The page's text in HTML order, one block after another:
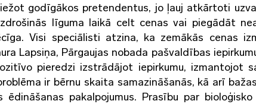
godīgākos pretendentus, jo ļauj atkārtoti
līguma laikā celt cenas vai piegādāt
Visi speciālisti atzina, ka zemākās cenas
Lapsiņa, Pārgaujas nobada pašvaldības
pieredzi izstrādājot iepirkumu, izmantojot
ir bērnu skaita samazināšanās, kā arī
pakalpojumus. Prasību par bioloģisko